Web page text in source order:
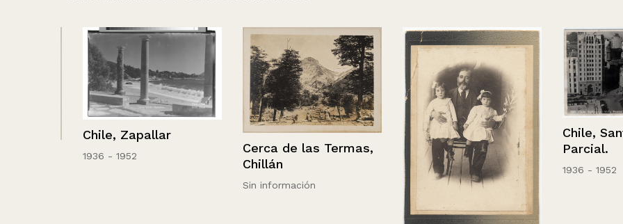
Chile, Zapallar
1936 - 1952
Cerca de las Termas,
Chillán
Sin información
Chile,
Parcial.
1936 - 1952